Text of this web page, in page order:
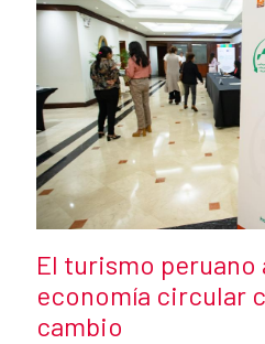
Título de la noticia
El turismo peruano
economía circular
cambio